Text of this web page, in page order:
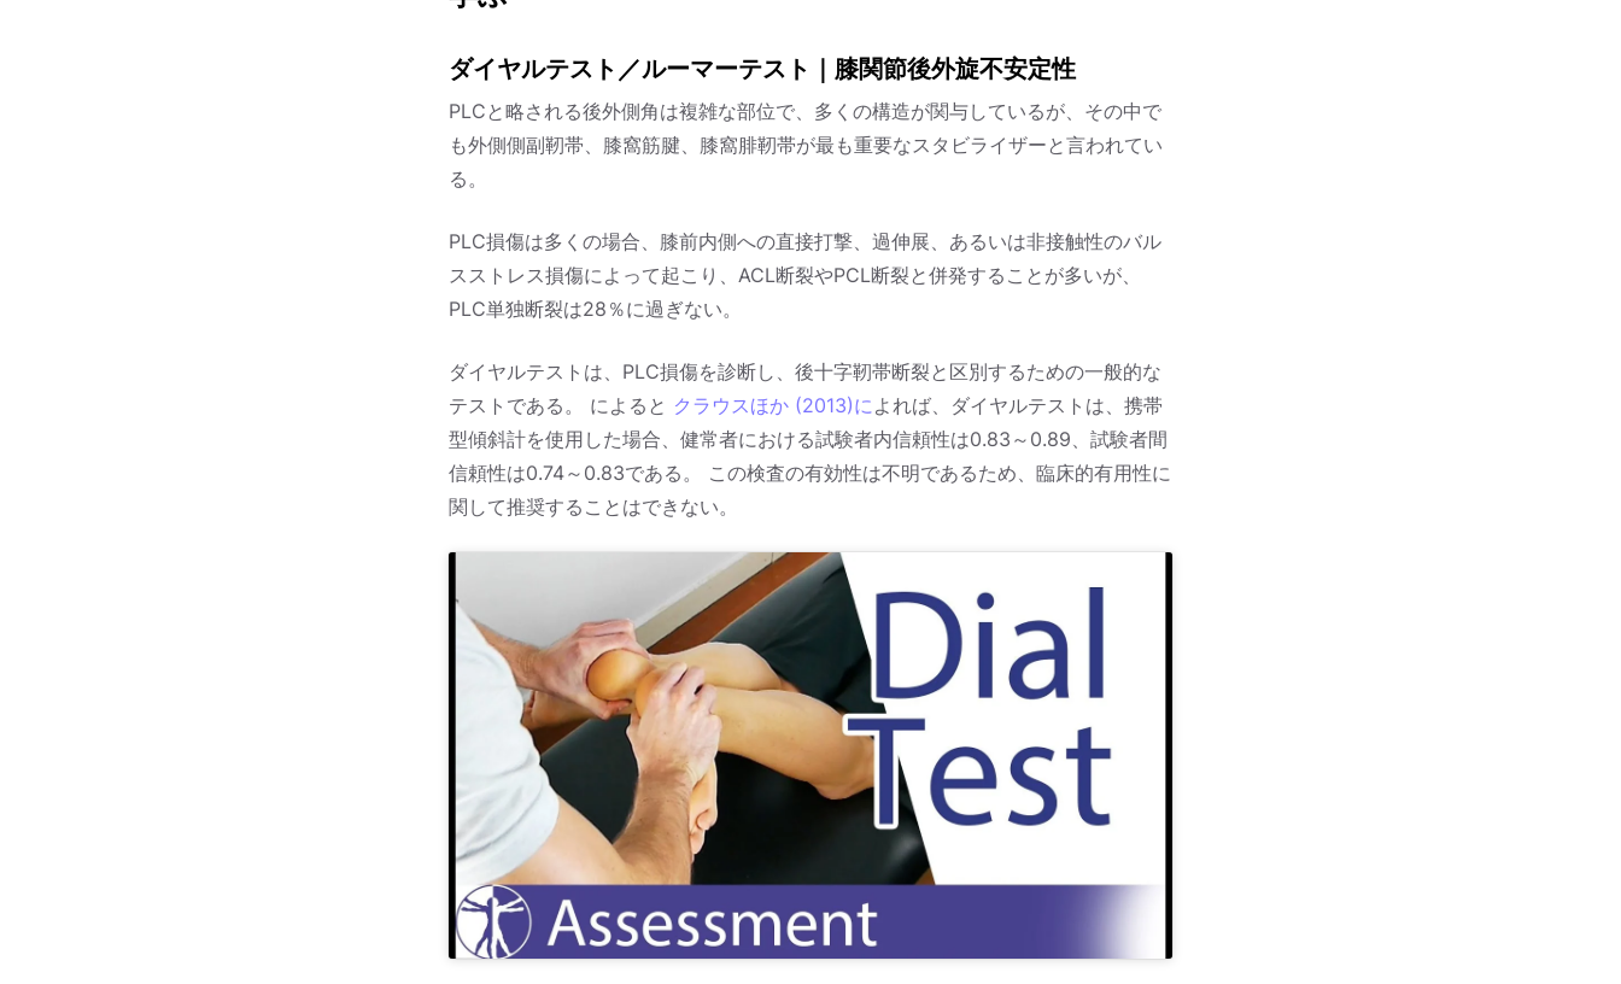
ダイヤルテスト／ルーマーテスト｜膝関節後外旋不安定性
PLCと略される後外側角は複雑な部位で、多くの構造が関与しているが、その中で
も外側側副靭帯、膝窩筋腱、膝窩腓靭帯が最も重要なスタビライザーと言われてい
る。
PLC損傷は多くの場合、膝前内側への直接打撃、過伸展、あるいは非接触性のバル
スストレス損傷によって起こり、ACL断裂やPCL断裂と併発することが多いが、
PLC単独断裂は28％に過ぎない。
ダイヤルテストは、PLC損傷を診断し、後十字靭帯断裂と区別するための一般的な
テストである。 によると クラウスほか (2013)に よれば、ダイヤルテストは、携帯
型傾斜計を使用した場合、健常者における試験者内信頼性は0.83～0.89、試験者間
信頼性は0.74～0.83である。 この検査の有効性は不明であるため、臨床的有用性に
関して推奨することはできない。